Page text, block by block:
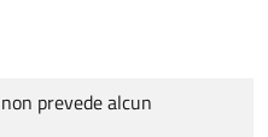
prevede alcun